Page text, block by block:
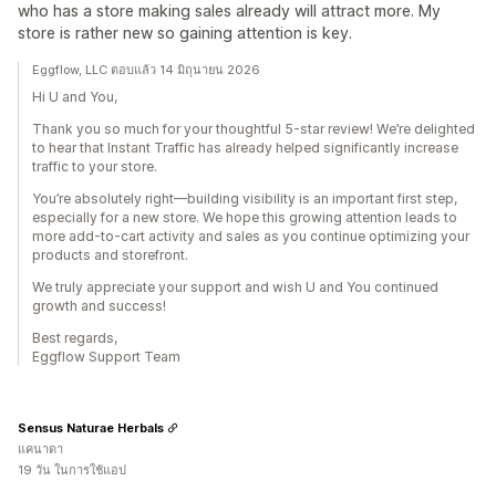
who has a store making sales already will attract more. My
store is rather new so gaining attention is key.
Eggflow, LLC ตอบแล้ว 14 มิถุนายน 2026
Hi U and You,
Thank you so much for your thoughtful 5-star review! We’re delighted
to hear that Instant Traffic has already helped significantly increase
traffic to your store.
You’re absolutely right—building visibility is an important first step,
especially for a new store. We hope this growing attention leads to
more add-to-cart activity and sales as you continue optimizing your
products and storefront.
We truly appreciate your support and wish U and You continued
growth and success!
Best regards,
Eggflow Support Team
Sensus Naturae Herbals
แคนาดา
19 วัน ในการใช้แอป